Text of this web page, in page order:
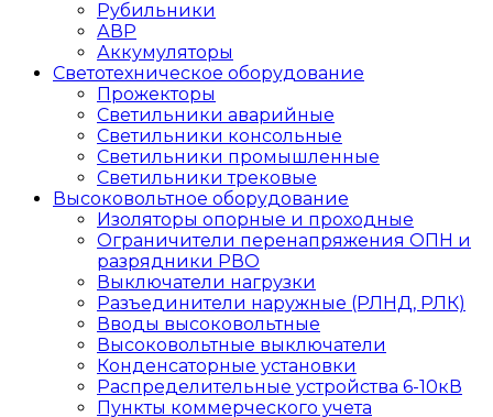
Рубильники
АВР
Аккумуляторы
Светотехническое оборудование
Прожекторы
Светильники аварийные
Светильники консольные
Светильники промышленные
Светильники трековые
Высоковольтное оборудование
Изоляторы опорные и проходные
Ограничители перенапряжения ОПН и
разрядники РВО
Выключатели нагрузки
Разъединители наружные (РЛНД, РЛК)
Вводы высоковольтные
Высоковольтные выключатели
Конденсаторные установки
Распределительные устройства 6-10кВ
Пункты коммерческого учета